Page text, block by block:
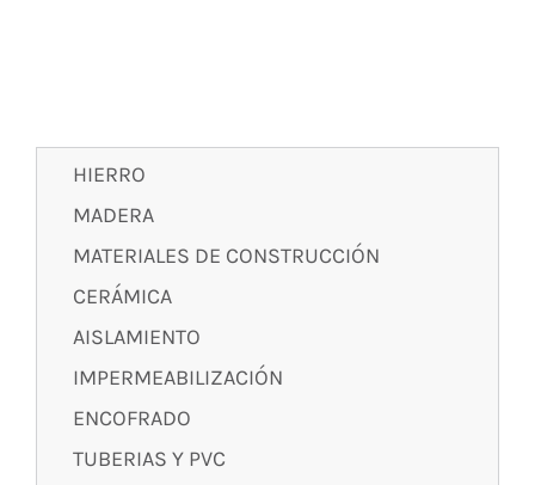
HIERRO
MADERA
MATERIALES DE CONSTRUCCIÓN
CERÁMICA
AISLAMIENTO
IMPERMEABILIZACIÓN
ENCOFRADO
TUBERIAS Y PVC